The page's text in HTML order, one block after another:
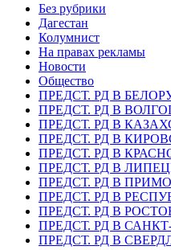
Без рубрики
Дагестан
Колумнист
На правах рекламы
Новости
Общество
ПРЕДСТ. РД В
ПРЕДСТ. РД В
ПРЕДСТ. РД В
ПРЕДСТ. РД В
ПРЕДСТ. РД В
ПРЕДСТ. РД В
ПРЕДСТ. РД В
ПРЕДСТ. РД В
ПРЕДСТ. РД В
ПРЕДСТ. РД В
ПРЕДСТ. РД В